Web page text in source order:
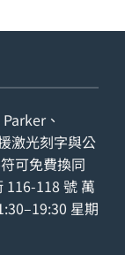
、
激光刻字與公
可免費換同
116-118 號 萬
星期